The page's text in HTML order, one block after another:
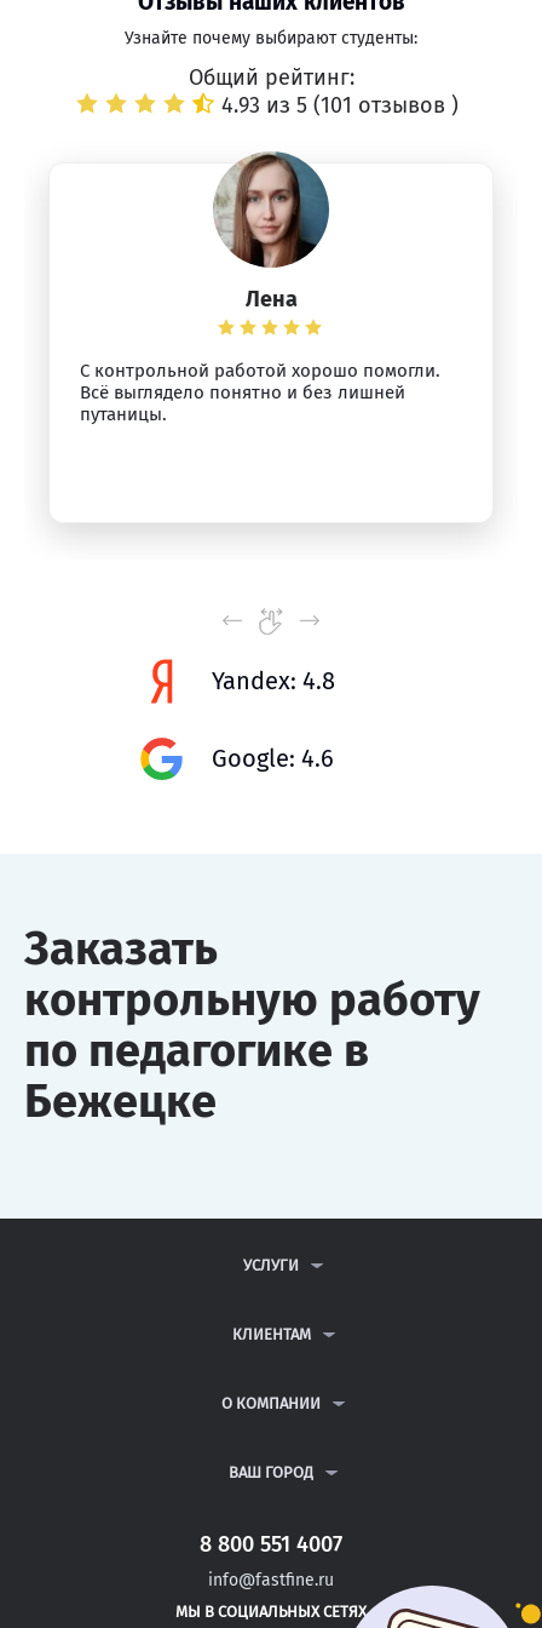
Узнайте почему выбирают студенты:
Общий рейтинг:
4.93 из 5 (101 отзывов )
Лена
С контрольной работой хорошо помогли.
Всё выглядело понятно и без лишней
путаницы.
Yandex: 4.8
Google: 4.6
Заказать
контрольную работу
по педагогике в
Бежецке
УСЛУГИ
ДИПЛОМНЫЕ РАБОТЫ
РЕФЕРАТЫ
КЛИЕНТАМ
ВОПРОСЫ И ОТВЕТЫ
ПОЛИТИКА КОНФИДЕНЦИАЛЬНОСТИ
О КОМПАНИИ
КОНТАКТЫ
ВАШ ГОРОД
САНКТ-ПЕТЕРБУРГ
ВЫШНИЙ ВОЛОЧЕК
СЛАНЦЫ
8 800 551 4007
info@fastfine.ru
МЫ В СОЦИАЛЬНЫХ СЕТЯХ